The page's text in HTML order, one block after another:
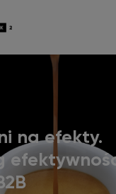
na efekty.